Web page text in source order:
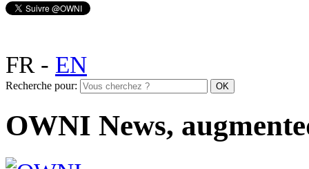
FR- EN
Recherche pour:
OWNI News,